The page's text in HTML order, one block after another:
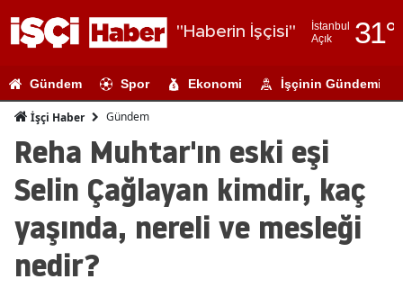
"Haberin İşçisi"
İstanbul
Açık
31°
Adıyaman
Amasya
Ankara
Gündem Spor Ekonomi İşçinin Gündemi
İşçi Haber Gündem
Reha Muhtar'ın eski eşi
Selin Çağlayan kimdir, kaç
yaşında, nereli ve mesleği
nedir?